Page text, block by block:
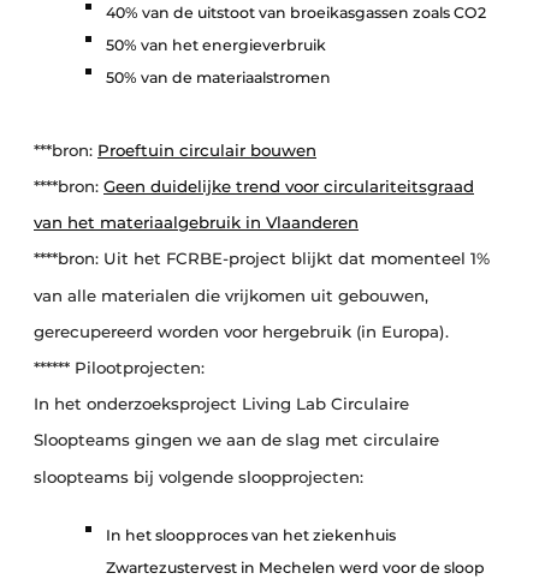
40% van de uitstoot van broeikasgassen zoals CO2
50% van het energieverbruik
50% van de materiaalstromen
***bron: Proeftuin circulair bouwen
****bron: Geen duidelijke trend voor circulariteitsgraad
van het materiaalgebruik in Vlaanderen
****bron: Uit het FCRBE-project blijkt dat momenteel 1%
van alle materialen die vrijkomen uit gebouwen,
gerecupereerd worden voor hergebruik (in Europa).
****** Pilootprojecten:
In het onderzoeksproject Living Lab Circulaire
Sloopteams gingen we aan de slag met circulaire
sloopteams bij volgende sloopprojecten:
In het sloopproces van het ziekenhuis
Zwartezustervest in Mechelen werd voor de sloop